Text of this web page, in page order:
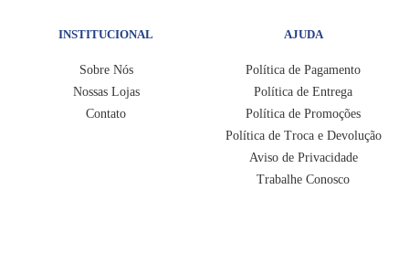
INSTITUCIONAL
Sobre Nós
Nossas Lojas
Contato
AJUDA
Política de Pagamento
Política de Entrega
Política de Promoções
Política de Troca e Devolução
Aviso de Privacidade
Trabalhe Conosco